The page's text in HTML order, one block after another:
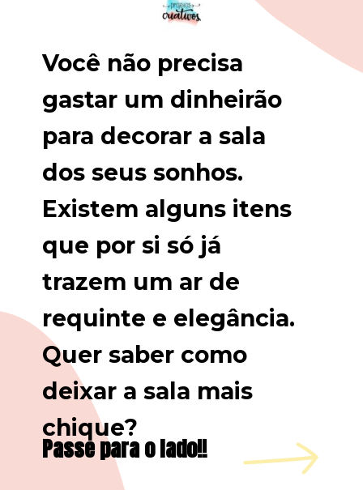
Você não precisa
gastar um dinheirão
para decorar a sala
dos seus sonhos.
Existem alguns itens
que por si só já
trazem
requinte e elegância.
Quer saber como
deixar a sala mais
chique?
Passe para o lado!!